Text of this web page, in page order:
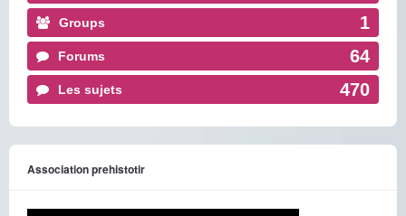
Groups 1
Forums 64
Les sujets 470
Association prehistotir